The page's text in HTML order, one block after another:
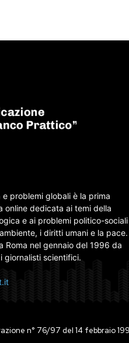
e problemi globali è la prima
online dedicata ai temi della
e ai problemi politico-sociali
i diritti umani e la pace.
Roma nel gennaio del 1996 da
giornalisti scientifici.
n° 76/97 del 14 febbraio